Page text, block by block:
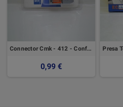
Connector Cmk - 412 - Confezione Da 2 Pezzi
0,99 €